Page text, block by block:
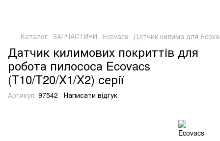
Каталог ЗАПЧАСТИНИ Ecovacs Датчик килима для
Датчик килимових покриттів для
робота пилососа Ecovacs
(T10/T20/X1/X2) серії
Артикул: 97542 Написати відгук